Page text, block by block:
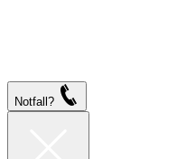
Notfall?